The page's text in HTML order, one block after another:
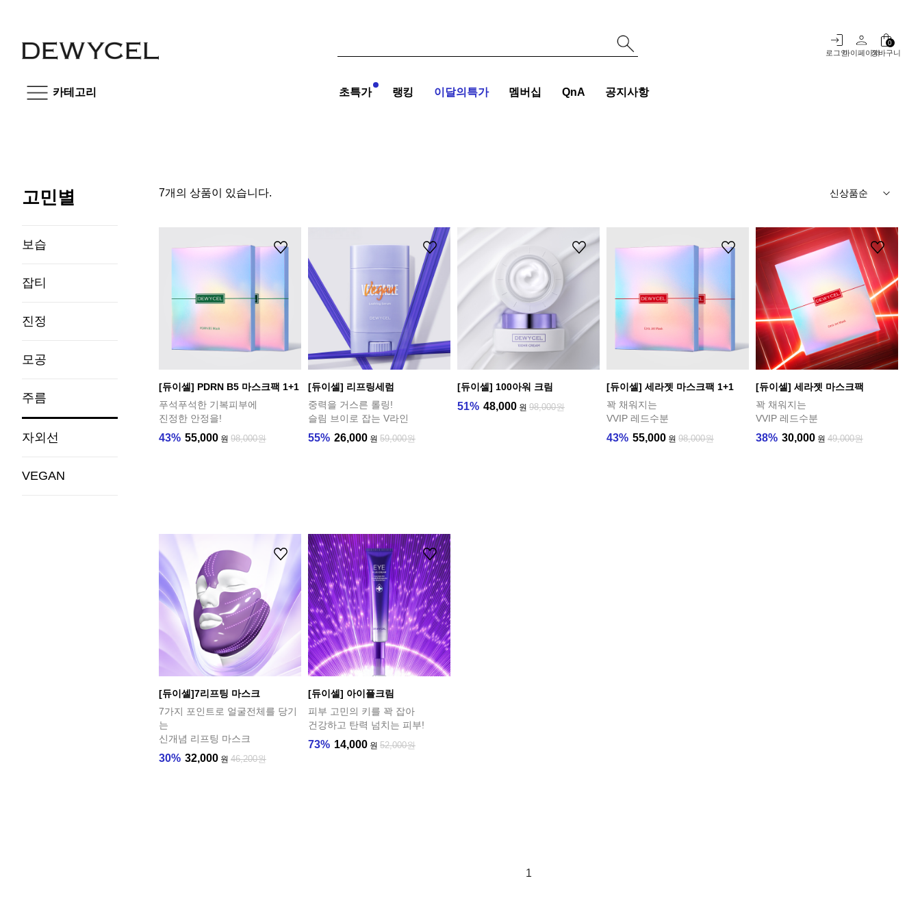
로그인마이페이지
0
장바구니
카테고리 초특가 랭킹 이달의특가 멤버십 QnA 공지사항
고민별
보습
잡티
진정
모공
주름
자외선
VEGAN
7개의 상품이 있습니다.
[듀이셀] PDRN B5 마스크팩 1+1
푸석푸석한 기복피부에
진정한 안정을!
43% 55,000 원 98,000원
[듀이셀] 리프링세럼
중력을 거스른 롤링!
슬림 브이로 잡는 V라인
55% 26,000 원 59,000원
[듀이셀] 100아워 크림
51% 48,000 원 98,000원
[듀이셀] 세라젯 마스크팩 1+1
꽉 채워지는
VVIP 레드수분
43% 55,000 원 98,000원
[듀이셀] 세라젯 마스크팩
꽉 채워지는
VVIP 레드수분
38% 30,000 원 49,000원
[듀이셀]7리프팅 마스크
7가지 포인트로 얼굴전체를 당기
는
신개념 리프팅 마스크
30% 32,000 원 46,200원
[듀이셀] 아이플크림
피부 고민의 키를 꽉 잡아
건강하고 탄력 넘치는 피부!
73% 14,000 원 52,000원
1